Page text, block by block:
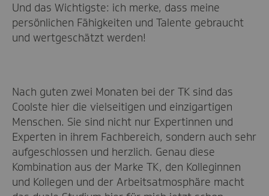
Und das Wichtigste: ich merke, dass meine
persönlichen Fähigkeiten und Talente gebraucht
und wertgeschätzt werden!
Nach guten zwei Monaten bei der TK sind das
Coolste hier die vielseitigen und einzigartigen
Menschen. Sie sind nicht nur Expertinnen und
Experten in ihrem Fachbereich, sondern auch sehr
aufgeschlossen und herzlich. Genau diese
Kombination aus der Marke TK, den Kolleginnen
und Kollegen und der Arbeitsatmosphäre macht